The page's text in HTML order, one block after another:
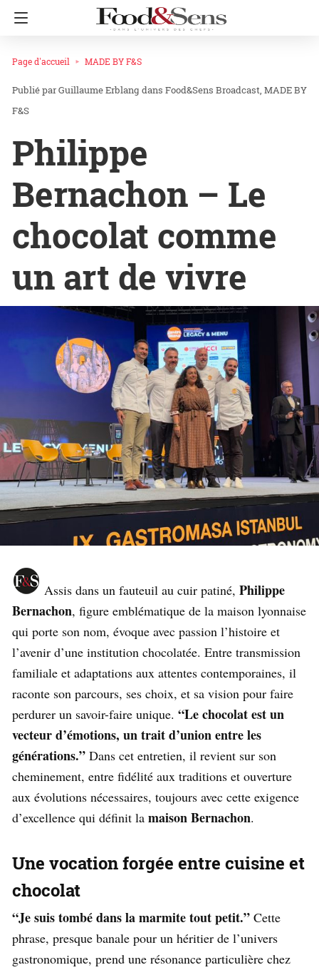
Page d'accueil MADE BY F&S
Guillaume Erblang dans Food&Sens Broadcast MADE BY
F&S
Philippe
Bernachon – Le
chocolat comme
un art de vivre
Assis dans un fauteuil au cuir patiné, Philippe
Bernachon, figure emblématique de la maison lyonnaise
qui porte son nom, évoque avec passion l’histoire et
l’avenir d’une institution chocolatée. Entre transmission
familiale et adaptations aux attentes contemporaines, il
raconte son parcours, ses choix, et sa vision pour faire
perdurer un savoir-faire unique. “Le chocolat est un
vecteur d’émotions, un trait d’union entre les
générations.” Dans cet entretien, il revient sur son
cheminement, entre fidélité aux traditions et ouverture
aux évolutions nécessaires, toujours avec cette exigence
d’excellence qui définit la maison Bernachon.
Une vocation forgée entre cuisine et
chocolat
“Je suis tombé dans la marmite tout petit.” Cette
phrase, presque banale pour un héritier de l’univers
gastronomique, prend une résonance particulière chez